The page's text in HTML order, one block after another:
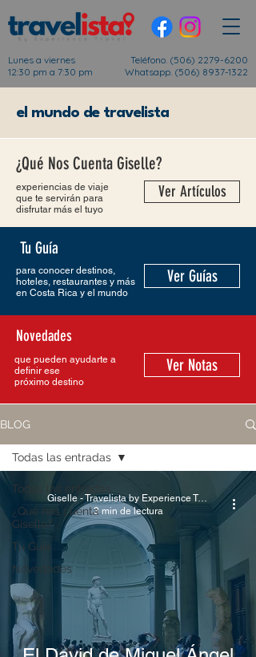
Lunes a viernes
12:30 pm a 7:30 pm
Teléfono. (506) 2279-6200
Whatsapp. (506) 8937-1322
el mundo de travelista
¿Qué Nos Cuenta Giselle?
experiencias de viaje
que te servirán para
disfrutar más el tuyo
Ver Artículos
Tu Guía
para conocer destinos,
hoteles, restaurantes y más
en Costa Rica y el mundo
Ver Guías
Novedades
que pueden ayudarte a
definir ese
próximo destino
Ver Notas
BLOG
Todas las entradas
¿Qué nos cuenta
Giselle?
Tu Guía
Novedades
Todas las entradas
Giselle - Travelista by Experience Travel
3 min de lectura